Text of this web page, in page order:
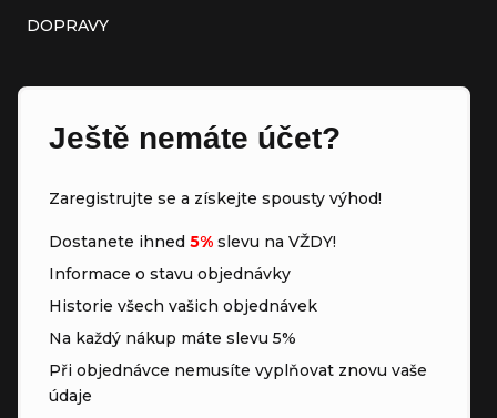
DOPRAVY
Ještě nemáte účet?
Zaregistrujte se a získejte spousty výhod!
Dostanete ihned 5% slevu na VŽDY!
Informace o stavu objednávky
Historie všech vašich objednávek
Na každý nákup máte slevu 5%
Při objednávce nemusíte vyplňovat znovu vaše
údaje